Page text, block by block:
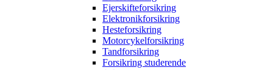
Ejerskifteforsikring
Elektronikforsikring
Hesteforsikring
Motorcykelforsikring
Tandforsikring
Forsikring studerende